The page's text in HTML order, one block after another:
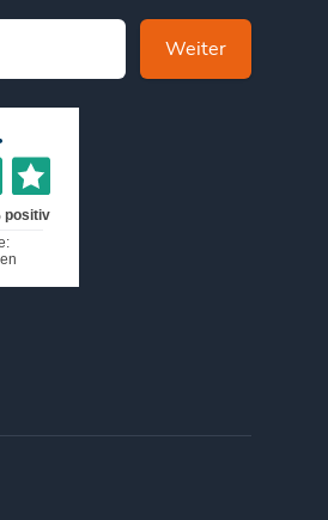
Weiter